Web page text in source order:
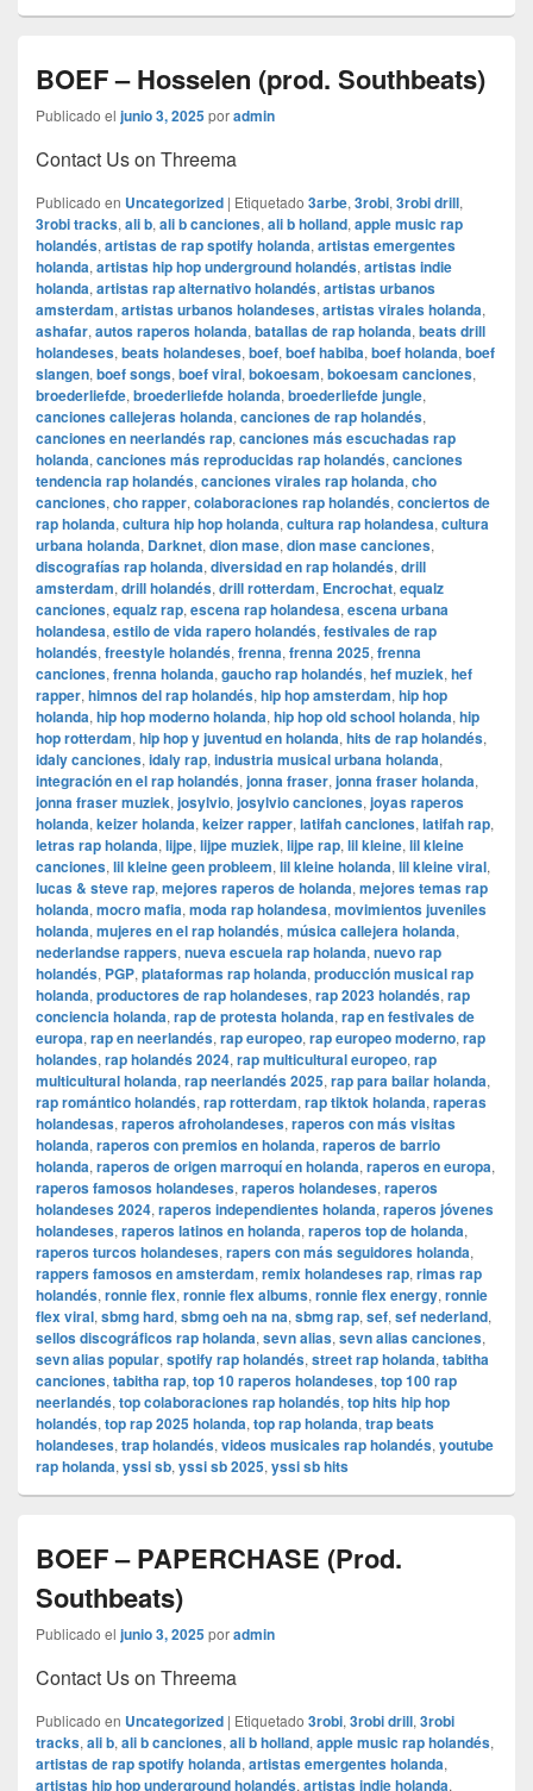
BOEF – Hosselen (prod. Southbeats)
Publicado el junio 3, 2025poradmin
Contact Us on Threema
Publicado en Uncategorized | Etiquetado 3arbe, 3robi, 3robi drill,
3robi tracks, ali b, ali b canciones, ali b holland, apple music rap
holandés, artistas de rap spotify holanda, artistas emergentes
holanda, artistas hip hop underground holandés, artistas indie
holanda, artistas rap alternativo holandés, artistas urbanos
amsterdam, artistas urbanos holandeses, artistas virales holanda,
ashafar, autos raperos holanda, batallas de rap holanda, beats drill
holandeses, beats holandeses, boef, boef habiba, boef holanda, boef
slangen, boef songs, boef viral, bokoesam, bokoesam canciones,
broederliefde, broederliefde holanda, broederliefde jungle,
canciones callejeras holanda, canciones de rap holandés,
canciones en neerlandés rap, canciones más escuchadas rap
holanda, canciones más reproducidas rap holandés, canciones
tendencia rap holandés, canciones virales rap holanda, cho
canciones, cho rapper, colaboraciones rap holandés, conciertos de
rap holanda, cultura hip hop holanda, cultura rap holandesa, cultura
urbana holanda, Darknet, dion mase, dion mase canciones,
discografías rap holanda, diversidad en rap holandés, drill
amsterdam, drill holandés, drill rotterdam, Encrochat, equalz
canciones, equalz rap, escena rap holandesa, escena urbana
holandesa, estilo de vida rapero holandés, festivales de rap
holandés, freestyle holandés, frenna, frenna 2025, frenna
canciones, frenna holanda, gaucho rap holandés, hef muziek, hef
rapper, himnos del rap holandés, hip hop amsterdam, hip hop
holanda, hip hop moderno holanda, hip hop old school holanda, hip
hop rotterdam, hip hop y juventud en holanda, hits de rap holandés,
idaly canciones, idaly rap, industria musical urbana holanda,
integración en el rap holandés, jonna fraser, jonna fraser holanda,
jonna fraser muziek, josylvio, josylvio canciones, joyas raperos
holanda, keizer holanda, keizer rapper, latifah canciones, latifah rap,
letras rap holanda, lijpe, lijpe muziek, lijpe rap, lil kleine, lil kleine
canciones, lil kleine geen probleem, lil kleine holanda, lil kleine viral,
lucas & steve rap, mejores raperos de holanda, mejores temas rap
holanda, mocro mafia, moda rap holandesa, movimientos juveniles
holanda, mujeres en el rap holandés, música callejera holanda,
nederlandse rappers, nueva escuela rap holanda, nuevo rap
holandés, PGP, plataformas rap holanda, producción musical rap
holanda, productores de rap holandeses, rap 2023 holandés, rap
conciencia holanda, rap de protesta holanda, rap en festivales de
europa, rap en neerlandés, rap europeo, rap europeo moderno, rap
holandes, rap holandés 2024, rap multicultural europeo, rap
multicultural holanda, rap neerlandés 2025, rap para bailar holanda,
rap romántico holandés, rap rotterdam, rap tiktok holanda, raperas
holandesas, raperos afroholandeses, raperos con más visitas
holanda, raperos con premios en holanda, raperos de barrio
holanda, raperos de origen marroquí en holanda, raperos en europa,
raperos famosos holandeses, raperos holandeses, raperos
holandeses 2024, raperos independientes holanda, raperos jóvenes
holandeses, raperos latinos en holanda, raperos top de holanda,
raperos turcos holandeses, rapers con más seguidores holanda,
rappers famosos en amsterdam, remix holandeses rap, rimas rap
holandés, ronnie flex, ronnie flex albums, ronnie flex energy, ronnie
flex viral, sbmg hard, sbmg oeh na na, sbmg rap, sef, sef nederland,
sellos discográficos rap holanda, sevn alias, sevn alias canciones,
sevn alias popular, spotify rap holandés, street rap holanda, tabitha
canciones, tabitha rap, top 10 raperos holandeses, top 100 rap
neerlandés, top colaboraciones rap holandés, top hits hip hop
holandés, top rap 2025 holanda, top rap holanda, trap beats
holandeses, trap holandés, videos musicales rap holandés, youtube
rap holanda, yssi sb, yssi sb 2025, yssi sb hits
BOEF – PAPERCHASE (Prod.
Southbeats)
Publicado el junio 3, 2025poradmin
Contact Us on Threema
Publicado en Uncategorized | Etiquetado 3robi, 3robi drill, 3robi
tracks, ali b, ali b canciones, ali b holland, apple music rap holandés,
artistas de rap spotify holanda, artistas emergentes holanda,
artistas hip hop underground holandés, artistas indie holanda,